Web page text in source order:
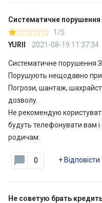
Систематичне порушення
1/5
YURII
2021-08-19 11:37:34
Систематичне порушення
Порушують нещодавно
Погрози, шантаж,
дозволу.
Не рекомендую
будуть телефонувати вам
родичам.
0 + Відповісти
Не советую брать